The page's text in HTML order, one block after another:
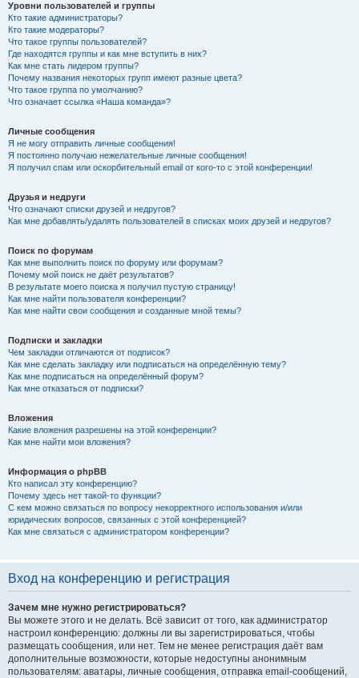
Уровни пользователей и группы
Кто такие администраторы?
Кто такие модераторы?
Что такое группы пользователей?
Где находятся группы и как мне вступить в них?
Как мне стать лидером группы?
Почему названия некоторых групп имеют разные цвета?
Что такое группа по умолчанию?
Что означает ссылка «Наша команда»?
Личные сообщения
Я не могу отправить личные сообщения!
Я постоянно получаю нежелательные личные сообщения!
Я получил спам или оскорбительный email от кого-то с этой конференции!
Друзья и недруги
Что означают списки друзей и недругов?
Как мне добавлять/удалять пользователей в списках моих друзей и недругов?
Поиск по форумам
Как мне выполнить поиск по форуму или форумам?
Почему мой поиск не даёт результатов?
В результате моего поиска я получил пустую страницу!
Как мне найти пользователя конференции?
Как мне найти свои сообщения и созданные мной темы?
Подписки и закладки
Чем закладки отличаются от подписок?
Как мне сделать закладку или подписаться на определённую тему?
Как мне подписаться на определённый форум?
Как мне отказаться от подписки?
Вложения
Какие вложения разрешены на этой конференции?
Как мне найти мои вложения?
Информация о phpBB
Кто написал эту конференцию?
Почему здесь нет такой-то функции?
С кем можно связаться по вопросу некорректного использования и/или
юридических вопросов, связанных с этой конференцией?
Как мне связаться с администратором конференции?
Вход на конференцию и регистрация
Зачем мне нужно регистрироваться?
Вы можете этого и не делать. Всё зависит от того, как администратор
настроил конференцию: должны ли вы зарегистрироваться, чтобы
размещать сообщения, или нет. Тем не менее регистрация даёт вам
дополнительные возможности, которые недоступны анонимным
пользователям: аватары, личные сообщения, отправка email-сообщений,